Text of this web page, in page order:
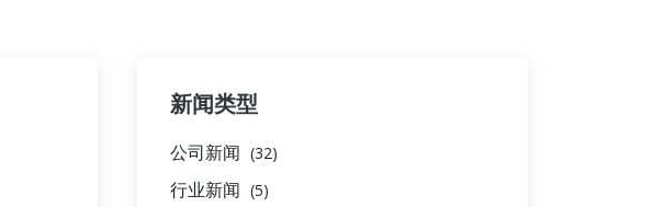
新闻类型
公司新闻 (32)
行业新闻 (5)